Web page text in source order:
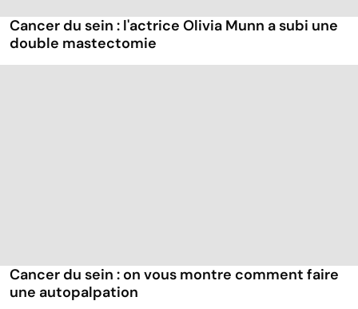
Cancer du sein : l'actrice Olivia Munn a subi une
double mastectomie
Cancer du sein : on vous montre comment faire
une autopalpation